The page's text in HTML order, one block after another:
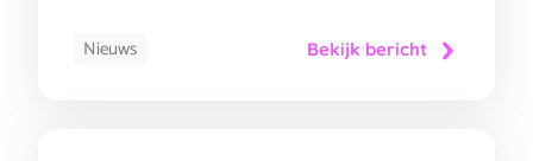
Nieuws Bekijk bericht